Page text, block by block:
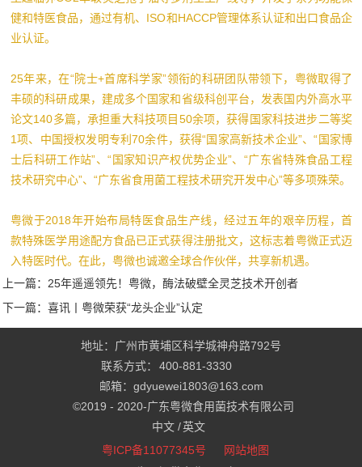
健和特医食品，通过有机、ISO和HACCP管理体系认证和出口食品企
业认证。
25年来，在“院士+首席科学家”领衔的科研团队带领下，粤微取得了
丰硕的科研成果，建成多个国家和省级科创平台，发表国内外高水平
论文140多篇，承担重大科技项目50余项，获得国家科技进步二等奖
1项、中国授权发明专利70余件，获得“国家高新技术企业”、“国家博
士后科研工作站”、“国家知识产权优势企业”、“广东省特殊食品工程
技术研究中心”、“广东省食用菌工程技术研究开发中心”等多项殊荣。
粤微于2018年开始布局特医食品生产线，经过五年的艰辛历程，首
款特殊医学用途配方食品已正式获得注册批文，这标志着粤微正式迈
入特医时代。在此，粤微也诚邀全球合作伙伴，共享新机遇。
上一篇： 25年遥遥领先！粤微，酶法破壁全灵芝技术开创者
下一篇： 喜讯丨粤微荣获“龙头企业”认定
地址：广州市黄埔区科学城神舟路792号
联系方式：
400-881-3330
邮箱：gdyuewei1803@163.com
©2019 - 2020-广东粤微食用菌技术有限公司
中文 /英文
粤ICP备11077345号
网站地图